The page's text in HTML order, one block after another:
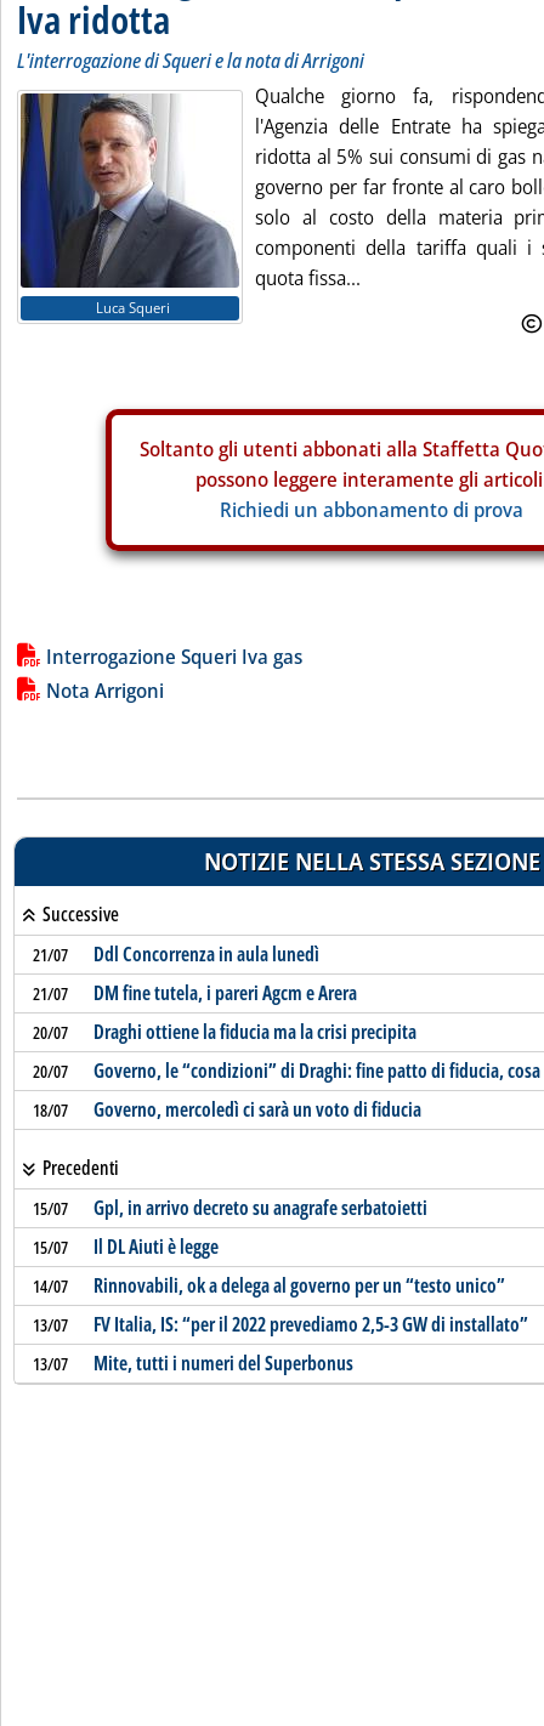
Iva ridotta
L'interrogazione di Squeri e la nota di Arrigoni
Luca Squeri
Qualche giorno fa,
l'Agenzia delle Entrate ha
ridotta al 5% sui consumi di gas
governo per far fronte al caro
solo al costo della materia
componenti della tariffa quali i
quota fissa...
Soltanto gli utenti abbonati alla Staffetta
possono leggere interamente gli
Richiedi un abbonamento di prova
Lista allegati PDF alla notizia
Interrogazione Squeri Iva gas
Nota Arrigoni
NOTIZIE NELLA STESSA SEZIONE
Successive
21/07 Ddl Concorrenza in aula lunedì
21/07 DM fine tutela, i pareri Agcm e Arera
20/07 Draghi ottiene la fiducia ma la crisi precipita
20/07 Governo, le “condizioni” di Draghi: fine patto di fiducia,
18/07 Governo, mercoledì ci sarà un voto di fiducia
Precedenti
15/07 Gpl, in arrivo decreto su anagrafe serbatoietti
15/07 Il DL Aiuti è legge
14/07 Rinnovabili, ok a delega al governo per un “testo unico”
13/07 FV Italia, IS: “per il 2022 prevediamo 2,5-3 GW di installato”
13/07 Mite, tutti i numeri del Superbonus